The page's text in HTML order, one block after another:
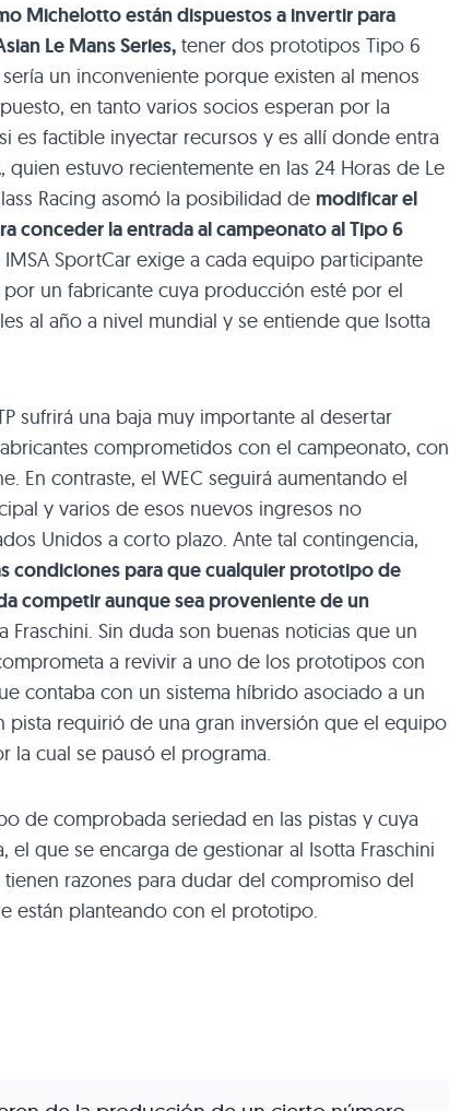
Michelotto están dispuestos a invertir para
Le Mans Series, tener dos prototipos Tipo 6
un inconveniente porque existen al menos
en tanto varios socios esperan por la
es factible inyectar recursos y es allí donde entra
quien estuvo recientemente en las 24 Horas de Le
Racing asomó la posibilidad de modificar el
conceder la entrada al campeonato al Tipo 6
SportCar exige a cada equipo participante
un fabricante cuya producción esté por el
al año a nivel mundial y se entiende que Isotta
sufrirá una baja muy importante al desertar
comprometidos con el campeonato, con
En contraste, el WEC seguirá aumentando el
y varios de esos nuevos ingresos no
Unidos a corto plazo. Ante tal contingencia,
condiciones para que cualquier prototipo de
competir aunque sea proveniente de un
Fraschini. Sin duda son buenas noticias que un
a revivir a uno de los prototipos con
contaba con un sistema híbrido asociado a un
pista requirió de una gran inversión que el equipo
la cual se pausó el programa.
de comprobada seriedad en las pistas y cuya
el que se encarga de gestionar al Isotta Fraschini
razones para dudar del compromiso del
están planteando con el prototipo.